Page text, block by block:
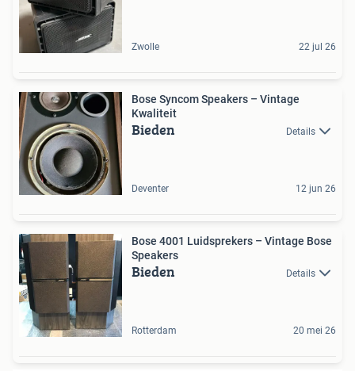
Zwolle 22 jul 26
Bose Syncom Speakers – Vintage
Kwaliteit
Bieden Details
Deventer 12 jun 26
Bose 4001 Luidsprekers – Vintage Bose
Speakers
Bieden Details
Rotterdam 20 mei 26